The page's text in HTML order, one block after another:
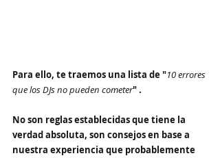
Para ello, te traemos una lista de "10 errores
que los DJs no pueden cometer" .
No son reglas establecidas que tiene la
verdad absoluta, son consejos en base a
nuestra experiencia que probablemente